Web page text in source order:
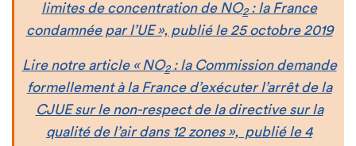
limites de concentration de NO2: la France
condamnée par l’UE », publié le 25 octobre 2019
Lire notre article « NO2: la Commission demande
formellement à la France d’exécuter l’arrêt de la
CJUE sur le non-respect de la directive sur la
qualité de l’air dans 12 zones», publié le 4